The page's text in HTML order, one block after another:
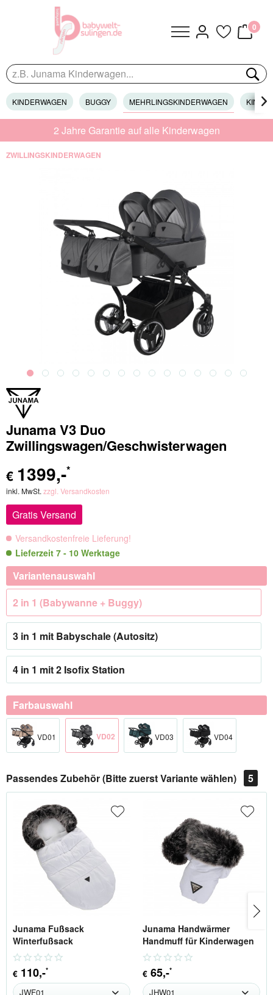
0
KINDERWAGEN BUGGY MEHRLINGSKINDERWAGEN 
2 Jahre Garantie auf alle Kinderwagen
ZWILLINGSKINDERWAGEN
Junama V3 Duo
Zwillingswagen/Geschwisterwagen
€ 1399,-*
inkl. MwSt. zzgl. Versandkosten
Gratis Versand
Versandkostenfreie Lieferung!
Lieferzeit 7 - 10 Werktage
Variantenauswahl
2 in 1 (Babywanne + Buggy)
3 in 1 mit Babyschale (Autositz)
4 in 1 mit 2 Isofix Station
Farbauswahl
VD01 VD02 VD03 VD04
Passendes Zubehör (Bitte zuerst Variante wählen) 5
Junama Fußsack
Winterfußsack
€ 110,-*
Junama Handwärmer
Handmuff für Kinderwagen
€ 65,-*